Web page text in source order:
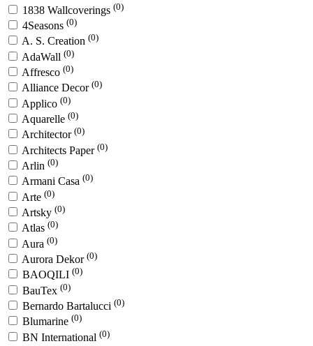
1838 Wallcoverings (0)
4Seasons (0)
A. S. Creation (0)
AdaWall (0)
Affresco (0)
Alliance Decor (0)
Applico (0)
Aquarelle (0)
Architector (0)
Architects Paper (0)
Arlin (0)
Armani Casa (0)
Arte (0)
Artsky (0)
Atlas (0)
Aura (0)
Aurora Dekor (0)
BAOQILI (0)
BauTex (0)
Bernardo Bartalucci (0)
Blumarine (0)
BN International (0)